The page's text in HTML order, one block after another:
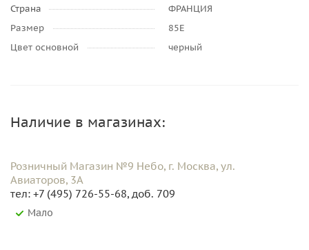
Страна
ФРАНЦИЯ
Размер
85E
Цвет основной
черный
Наличие в магазинах:
Розничный Магазин №9 Небо, г. Москва, ул.
Авиаторов, 3А
тел: +7 (495) 726-55-68, доб. 709
Мало